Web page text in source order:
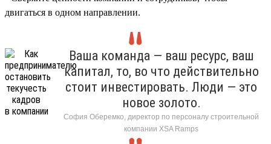
двигаться в одном направлении.
Ваша команда — ваш ресурс, ваш
капитал, то, во что действительно
стоит инвестировать. Люди — это
новое золото.
София Оберемко, директор по персоналу строительной
компании XSA Ramps